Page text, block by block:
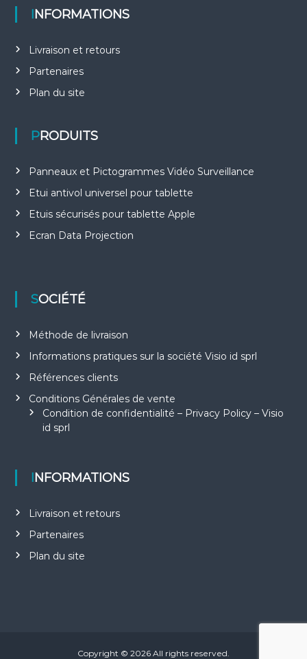
INFORMATIONS
Livraison et retours
Partenaires
Plan du site
PRODUITS
Panneaux et Pictogrammes Vidéo Surveillance
Etui antivol universel pour tablette
Etuis sécurisés pour tablette Apple
Ecran Data Projection
SOCIÉTÉ
Méthode de livraison
Informations pratiques sur la société Visio id sprl
Références clients
Conditions Générales de vente
Condition de confidentialité – Privacy Policy – Visio
id sprl
INFORMATIONS
Livraison et retours
Partenaires
Plan du site
Copyright © 2026 All rights reserved.